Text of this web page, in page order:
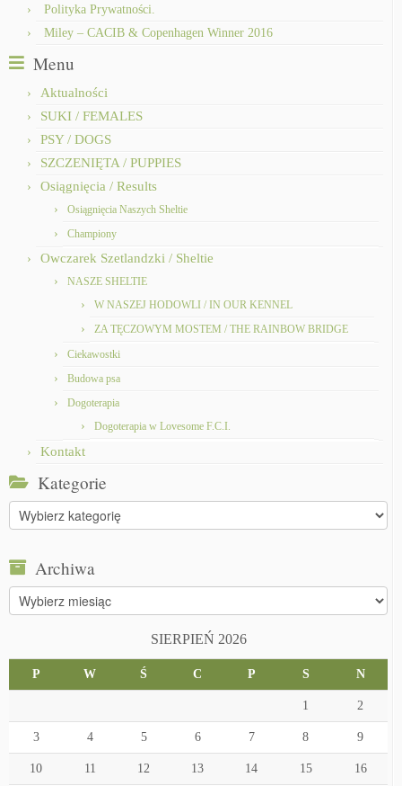
Polityka Prywatności.
Miley – CACIB & Copenhagen Winner 2016
Menu
Aktualności
SUKI / FEMALES
PSY / DOGS
SZCZENIĘTA / PUPPIES
Osiągnięcia / Results
Osiągnięcia Naszych Sheltie
Championy
Owczarek Szetlandzki / Sheltie
NASZE SHELTIE
W NASZEJ HODOWLI / IN OUR KENNEL
ZA TĘCZOWYM MOSTEM / THE RAINBOW BRIDGE
Ciekawostki
Budowa psa
Dogoterapia
Dogoterapia w Lovesome F.C.I.
Kontakt
Kategorie
Kategorie
Archiwa
Archiwa
SIERPIEŃ 2026
P W Ś C P S N
1 2
3 4 5 6 7 8 9
10 11 12 13 14 15 16